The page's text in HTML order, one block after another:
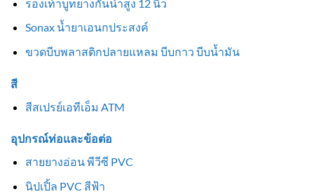
รองเท้าบูทยางกันน้ำสูง 12 นิ้ว
Sonax น้ำยาเอนกประสงค์
ขวดบีบพลาสติกปลายแหลม บีบกาว บีบน้ำมัน
สี
สีสเปรย์เอทีเอ็ม ATM
อุปกรณ์ท่อและข้อต่อ
สายยางอ่อน พีวีซี PVC
นิปเปิ้ล PVC สีฟ้า